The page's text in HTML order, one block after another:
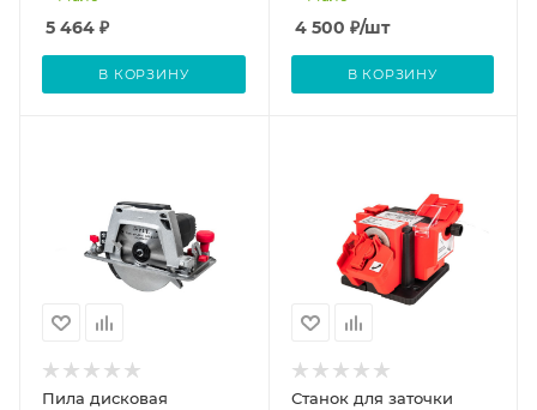
5 464 ₽
В КОРЗИНУ
160 В Sturm
4 500 ₽/шт
В КОРЗИНУ
Пила дисковая
Станок для заточки